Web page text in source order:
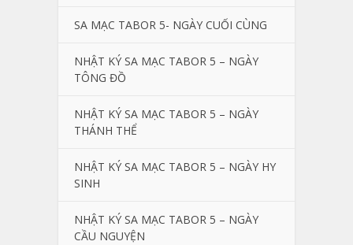
SA MẠC TABOR 5- NGÀY CUỐI CÙNG
NHẬT KÝ SA MẠC TABOR 5 – NGÀY
TÔNG ĐỒ
NHẬT KÝ SA MẠC TABOR 5 – NGÀY
THÁNH THỂ
NHẬT KÝ SA MẠC TABOR 5 – NGÀY HY
SINH
NHẬT KÝ SA MẠC TABOR 5 – NGÀY
CẦU NGUYỆN